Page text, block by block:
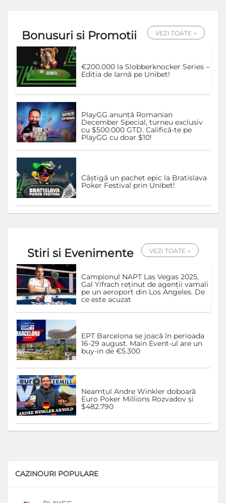
Bonusuri si Promotii VEZI TOATE →
€200.000 la Slobberknocker Series –
Ediția de Iarnă pe Unibet!
PlayGG anunță Romanian
December Special, turneu exclusiv
cu $500.000 GTD. Califică-te pe
PlayGG cu doar $10!
Câștigă un pachet epic la Bratislava
Poker Festival prin Unibet!
Stiri si Evenimente VEZI TOATE →
Campionul NAPT Las Vegas 2025,
Gal Yifrach reținut de agenții vamali
pe un aeroport din Los Angeles. De
ce este acuzat
EPT Barcelona se joacă în perioada
16-29 august. Main Event-ul are un
buy-in de €5.300
Neamțul Andre Winkler doboară
Euro Poker Millions Rozvadov și
$482.790
CAZINOURI POPULARE